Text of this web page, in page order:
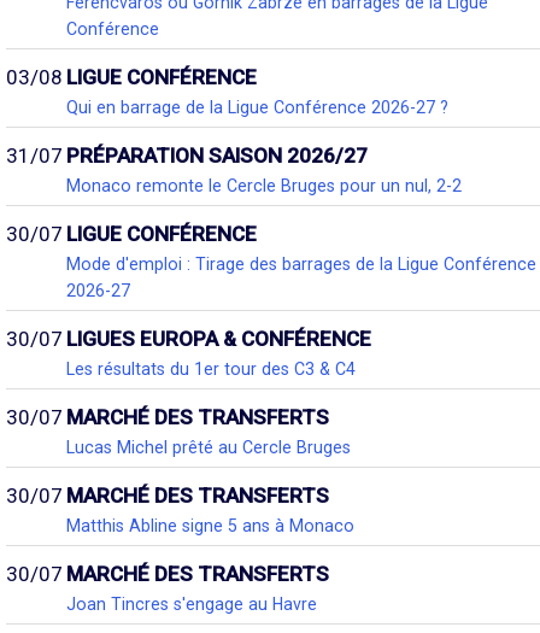
Conférence
03/08 LIGUE CONFÉRENCE
Qui en barrage de la Ligue Conférence 2026-27 ?
31/07 PRÉPARATION SAISON 2026/27
Monaco remonte le Cercle Bruges pour un nul, 2-2
30/07 LIGUE CONFÉRENCE
Mode d'emploi : Tirage des barrages de la Ligue Conférence
2026-27
30/07 LIGUES EUROPA & CONFÉRENCE
Les résultats du 1er tour des C3 & C4
30/07 MARCHÉ DES TRANSFERTS
Lucas Michel prêté au Cercle Bruges
30/07 MARCHÉ DES TRANSFERTS
Matthis Abline signe 5 ans à Monaco
30/07 MARCHÉ DES TRANSFERTS
Joan Tincres s'engage au Havre